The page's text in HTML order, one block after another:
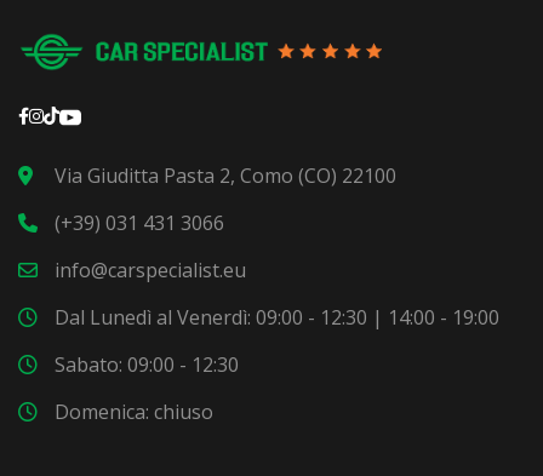
Via Giuditta Pasta 2, Como (CO) 22100
(+39) 031 431 3066
info@carspecialist.eu
Dal Lunedì al Venerdì: 09:00 - 12:30 | 14:00 - 19:00
Sabato: 09:00 - 12:30
Domenica: chiuso